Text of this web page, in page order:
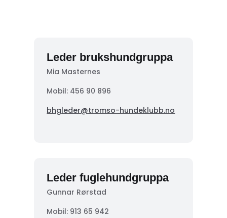
Leder brukshundgruppa
Mia Masternes
Mobil: 456 90 896
bhgleder@tromso-hundeklubb.no
Leder fuglehundgruppa
Gunnar Rørstad
Mobil: 913 65 942